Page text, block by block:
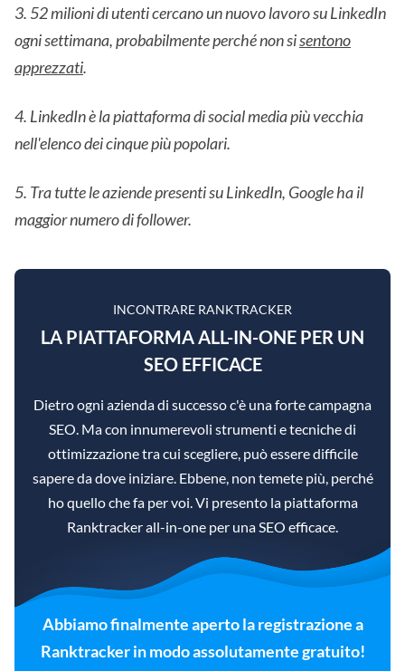
3. 52 milioni di utenti cercano un nuovo lavoro su LinkedIn
ogni settimana, probabilmente perché non sisentono
apprezzati.
4. LinkedIn è la piattaforma di social media più vecchia
nell'elenco dei cinque più popolari.
5. Tra tutte le aziende presenti su LinkedIn, Google ha il
maggior numero di follower.
INCONTRARE RANKTRACKER
LA PIATTAFORMA ALL-IN-ONE PER UN
SEO EFFICACE
Dietro ogni azienda di successo c'è una forte campagna
SEO. Ma con innumerevoli strumenti e tecniche di
ottimizzazione tra cui scegliere, può essere difficile
sapere da dove iniziare. Ebbene, non temete più, perché
ho quello che fa per voi. Vi presento la piattaforma
Ranktracker all-in-one per una SEO efficace.
Abbiamo finalmente aperto la registrazione a
Ranktracker in modo assolutamente gratuito!